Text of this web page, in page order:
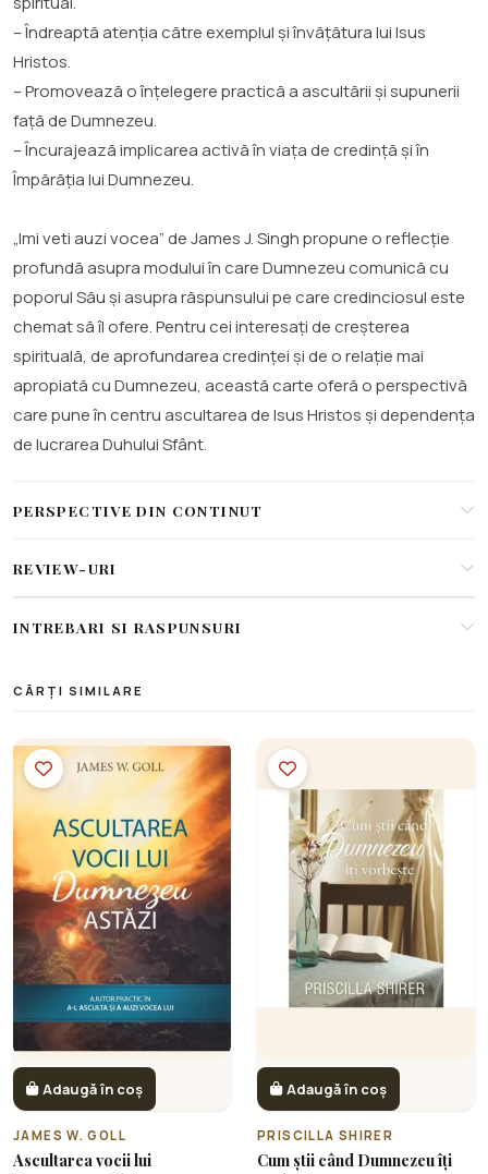
– Îndreaptă atenția către exemplul și învățătura lui Isus
Hristos.
– Promovează o înțelegere practică a ascultării și supunerii
față de Dumnezeu.
– Încurajează implicarea activă în viața de credință și în
Împărăția lui Dumnezeu.
„Imi veti auzi vocea” de James J. Singh propune o reflecție
profundă asupra modului în care Dumnezeu comunică cu
poporul Său și asupra răspunsului pe care credinciosul este
chemat să îl ofere. Pentru cei interesați de creșterea
spirituală, de aprofundarea credinței și de o relație mai
apropiată cu Dumnezeu, această carte oferă o perspectivă
care pune în centru ascultarea de Isus Hristos și dependența
de lucrarea Duhului Sfânt.
PERSPECTIVE DIN CONTINUT
REVIEW-URI
INTREBARI SI RASPUNSURI
CĂRȚI SIMILARE
Adaugă în coș
JAMES W. GOLL
Ascultarea vocii lui
Adaugă în coș
PRISCILLA SHIRER
Cum știi când Dumnezeu îți